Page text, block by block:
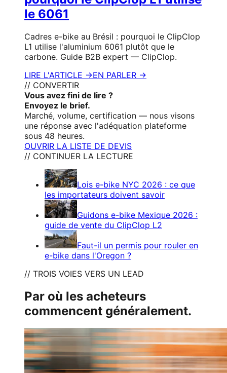
le 6061
Cadres e-bike au Brésil : pourquoi le ClipClop
L1 utilise l'aluminium 6061 plutôt que le
carbone. Guide B2B expert — ClipClop.
LIRE L'ARTICLE →EN PARLER →
// CONVERTIR
Vous avez fini de lire ?
Envoyez le brief.
Marché, volume, certification — nous visons
une réponse avec l'adéquation plateforme
sous 48 heures.
OUVRIR LA LISTE DE DEVIS
// CONTINUER LA LECTURE
Lois e-bike NYC 2026 : ce que
les importateurs doivent savoir
Guidons e-bike Mexique 2026 :
guide de vente du ClipClop L2
Faut-il un permis pour rouler en
e-bike dans l'Oregon ?
// TROIS VOIES VERS UN LEAD
Par où les acheteurs
commencent généralement.